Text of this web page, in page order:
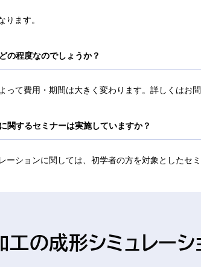
ります。
の程度なのでしょうか？
って費用・期間は大きく変わります。詳しくはお問
関するセミナーは実施していますか？
ーションに関しては、初学者の方を対象としたセ
工の成形シミュレー